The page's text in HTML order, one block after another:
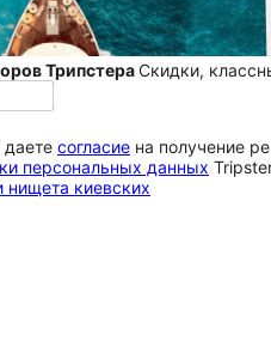
ТрипстераСкидки,
согласие на получение
персональных данных